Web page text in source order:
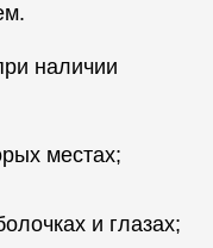
наличии
местах;
и глазах;